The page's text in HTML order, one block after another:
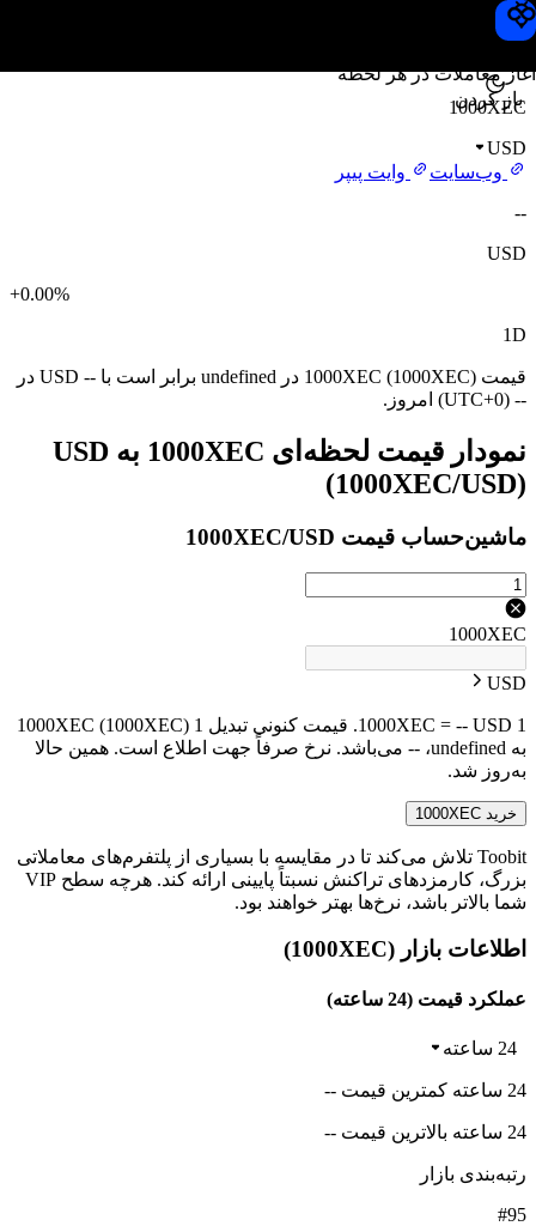
آغاز معاملات در هر لحظه
باز کردن
قیمت 1000XEC
1000XEC
USD
وب‌سایت
وایت پیپر
--
USD
+0.00%
1D
قیمت 1000XEC (1000XEC) در undefined برابر است با -- USD در
-- (UTC+0) امروز.
نمودار قیمت لحظه‌ای 1000XEC به USD
(1000XEC/USD)
ماشین‌حساب قیمت 1000XEC/USD
1000XEC
USD
1 1000XEC = -- USD. قیمت کنونی تبدیل 1 1000XEC (1000XEC)
به undefined، -- می‌باشد. نرخ صرفاً جهت اطلاع است. همین حالا
به‌روز شد.
خرید 1000XEC
Toobit تلاش می‌کند تا در مقایسه با بسیاری از پلتفرم‌های معاملاتی
بزرگ، کارمزدهای تراکنش نسبتاً پایینی ارائه کند. هرچه سطح VIP
شما بالاتر باشد، نرخ‌ها بهتر خواهند بود.
اطلاعات بازار (1000XEC)
عملکرد قیمت (24 ساعته)
24 ساعته
24 ساعته کمترین قیمت --
24 ساعته بالاترین قیمت --
رتبه‌بندی بازار
#95